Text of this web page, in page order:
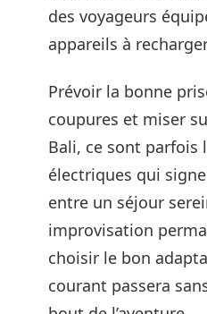
des voyageurs
appareils à
Prévoir la bonne
coupures et miser
Bali, ce sont parfois
électriques qui
entre un séjour
improvisation
choisir le bon
courant passera